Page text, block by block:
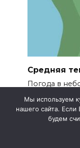
Средняя
Погода в
0 505
Мы используем
нашего сайта.
будем